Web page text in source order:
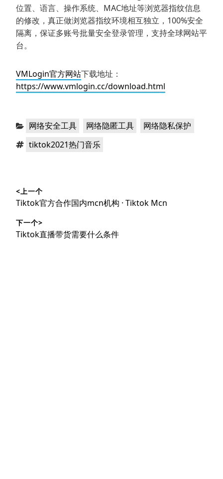
位置、语言、操作系统、MAC地址等浏览器指纹信息
的修改，真正做浏览器指纹环境相互独立，100%安全
隔离，保证多账号批量安全登录管理，支持全球网站平
台。
VMLogin官方网站下载地址：
https://www.vmlogin.cc/download.html
分
网络安全工具 ，网络隐匿工具 ，网络隐私保护
标 tiktok2021热门音乐
章
导
航
<上一个
上
文
章：
Tiktok官方合作国内mcn机构 · Tiktok Mcn
下一个>
下
Tiktok直播带货需要什么条件